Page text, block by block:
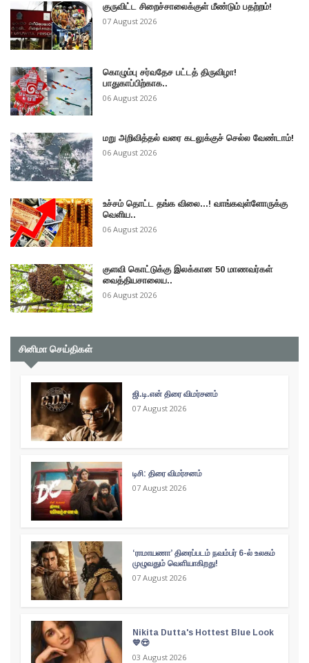
குருவிட்ட சிறைச்சாலைக்குள் மீண்டும் பதற்றம்!
07 August 2026
கொழும்பு சர்வதேச பட்டத் திருவிழா!
பாதுகாப்பிற்காக..
06 August 2026
மறு அறிவித்தல் வரை கடலுக்குச் செல்ல வேண்டாம்!
06 August 2026
உச்சம் தொட்ட தங்க விலை...! வாங்கவுள்ளோருக்கு
வெளிய..
06 August 2026
குளவி கொட்டுக்கு இலக்கான 50 மாணவர்கள்
வைத்தியசாலைய..
06 August 2026
சினிமா செய்திகள்
ஜி.டி.என் திரை விமர்சனம்
07 August 2026
டிசி: திரை விமர்சனம்
07 August 2026
‘ராமாயணா’ திரைப்படம் நவம்பர் 6-ல் உலகம்
முழுவதும் வெளியாகிறது!
07 August 2026
Nikita Dutta's Hottest Blue Look
💙😍
03 August 2026